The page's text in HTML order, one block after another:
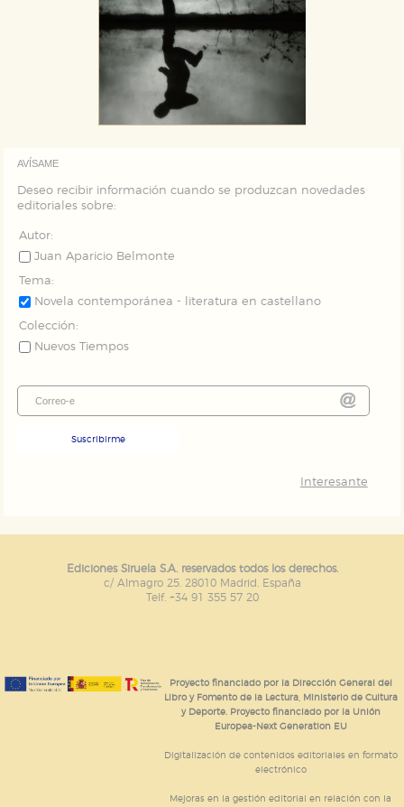
AVÍSAME
Deseo recibir información cuando se produzcan novedades
editoriales sobre:
Autor:
Juan Aparicio Belmonte
Tema:
Novela contemporánea - literatura en castellano
Colección:
Nuevos Tiempos
Suscribirme
Interesante
Ediciones Siruela S.A. reservados todos los derechos.
c/ Almagro 25. 28010 Madrid. España
Telf. +34 91 355 57 20
Proyecto financiado por la Dirección General del
Libro y Fomento de la Lectura, Ministerio de Cultura
y Deporte. Proyecto financiado por la Unión
Europea-Next Generation EU
Digitalización de contenidos editoriales en formato
electrónico
Mejoras en la gestión editorial en relación con la